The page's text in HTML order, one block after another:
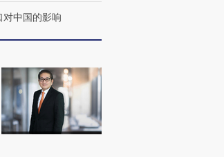
基密集出访美英 索
弹“救急”
秘鲁纳斯卡观光飞机坠毁
13人遇难
中国的影响